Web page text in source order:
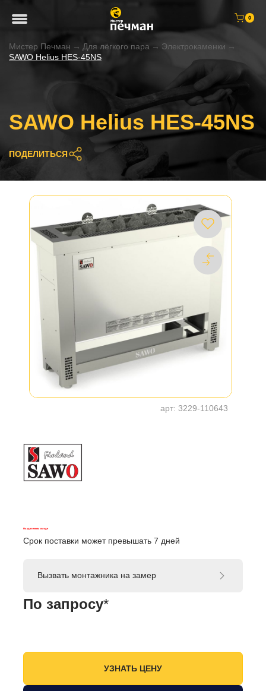
0
Мистер Печман → Для лёгкого пара → Электрокаменки →
SAWO Helius HES-45NS
SAWO Helius HES-45NS
ПОДЕЛИТЬСЯ
арт: 3229-110643
На удаленном складе
Срок поставки может превышать 7 дней
По запросу*
Вызвать монтажника на замер